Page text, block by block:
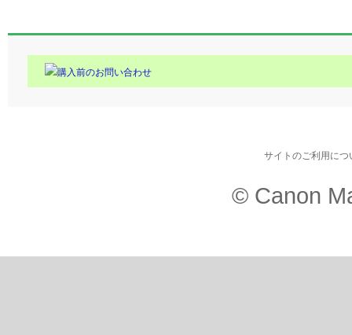
購入前のお問い合わせ
サイトのご利用につ
© Canon